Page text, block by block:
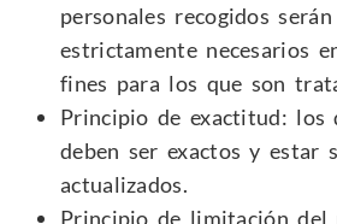
personales recogidos
estrictamente necesarios
fines para los que son
Principio de exactitud: los
deben ser exactos y estar
actualizados.
Principio de limitación del